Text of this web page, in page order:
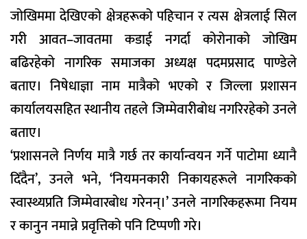
जोखिममा देखिएको क्षेत्रहरूको पहिचान र त्यस क्षेत्रलाई सिल
गरी आवत–जावतमा कडाई नगर्दा कोरोनाको जोखिम
बढिरहेको नागरिक समाजका अध्यक्ष पदमप्रसाद पाण्डेले
बताए। निषेधाज्ञा नाम मात्रैको भएको र जिल्ला प्रशासन
कार्यालयसहित स्थानीय तहले जिम्मेवारीबोध नगरिरहेको उनले
बताए।
‘प्रशासनले निर्णय मात्रै गर्छ तर कार्यान्वयन गर्ने पाटोमा ध्यानै
दिँदैन’, उनले भने, ‘नियमनकारी निकायहरूले नागरिकको
स्वास्थ्यप्रति जिम्मेवारबोध गरेनन्।’ उनले नागरिकहरूमा नियम
र कानुन नमान्ने प्रवृत्तिको पनि टिप्पणी गरे।